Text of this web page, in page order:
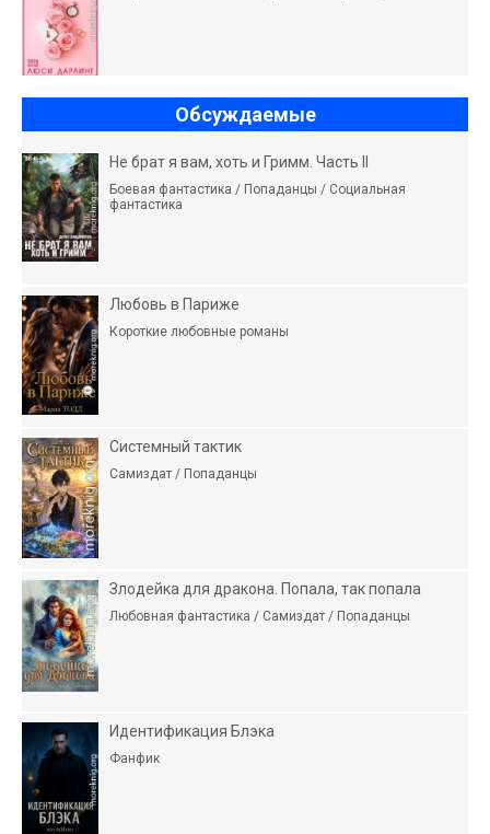
Обсуждаемые
Не брат я вам, хоть и Гримм. Часть II
Боевая фантастика / Попаданцы / Социальная
фантастика
Любовь в Париже
Короткие любовные романы
Системный тактик
Самиздат / Попаданцы
Злодейка для дракона. Попала, так попала
Любовная фантастика / Самиздат / Попаданцы
Идентификация Блэка
Фанфик